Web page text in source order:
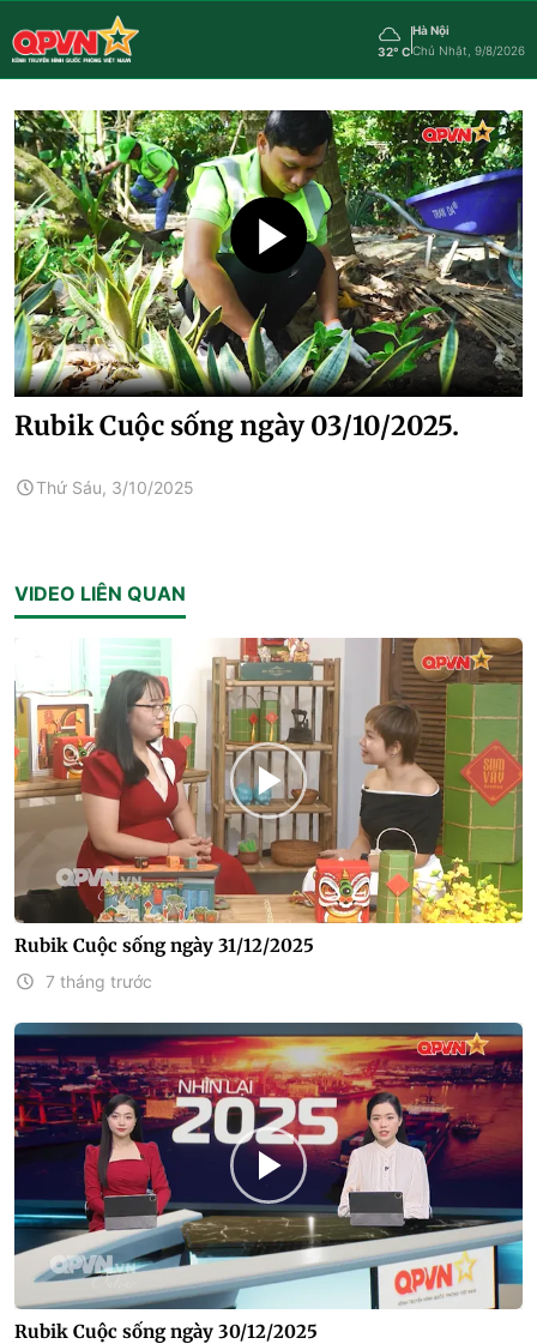
32° C
Hà Nội
Chủ Nhật, 9/8/2026
Rubik Cuộc sống ngày 03/10/2025.
Thứ Sáu, 3/10/2025
VIDEO LIÊN QUAN
Rubik Cuộc sống ngày 31/12/2025
7 tháng trước
Rubik Cuộc sống ngày 30/12/2025